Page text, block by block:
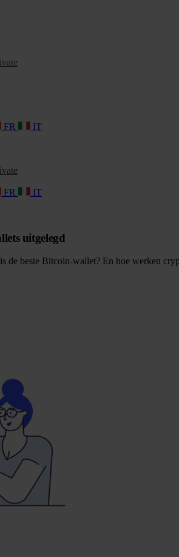
FR
IT
FR
IT
uitgelegd
beste Bitcoin-wallet? En hoe werken